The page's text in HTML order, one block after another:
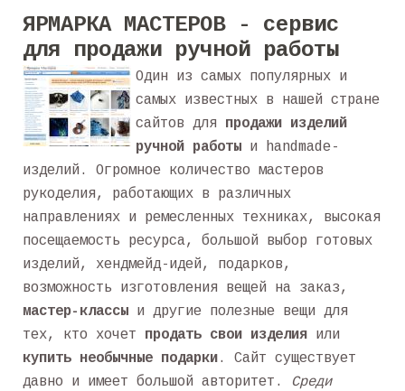
ЯРМАРКА МАСТЕРОВ - сервис
для продажи ручной работы
Один из самых популярных и
самых известных в нашей стране
сайтов для продажи изделий
ручной работы и handmade-
изделий. Огромное количество мастеров
рукоделия, работающих в различных
направлениях и ремесленных техниках, высокая
посещаемость ресурса, большой выбор готовых
изделий, хендмейд-идей, подарков,
возможность изготовления вещей на заказ,
мастер-классы и другие полезные вещи для
тех, кто хочет продать свои изделия или
купить необычные подарки. Сайт существует
давно и имеет большой авторитет.
Среди